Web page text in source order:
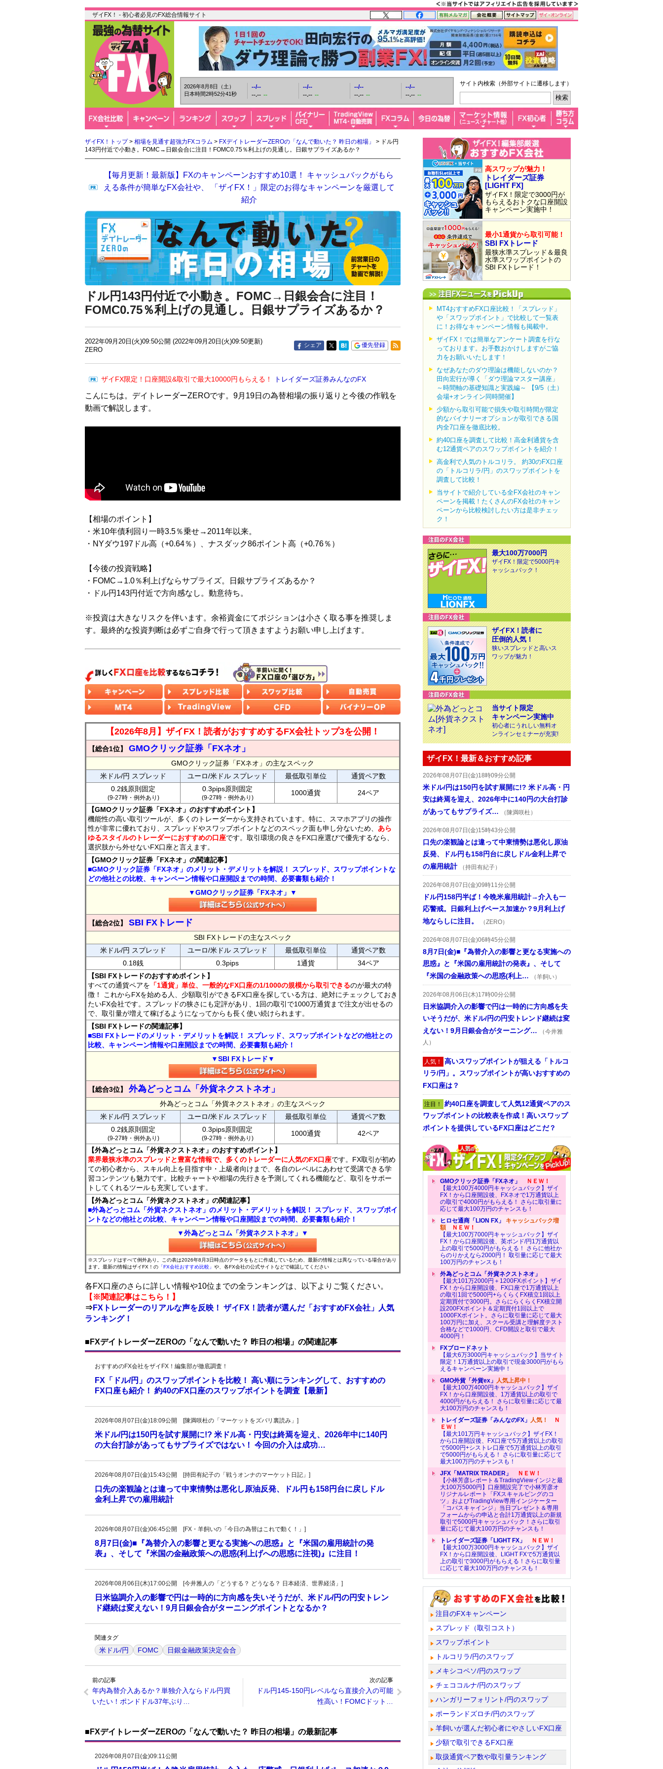
ザイFX！ - 初心者必見のFX総合情報サイト
2026年8月8日（土）
日本時間2時52分42秒
--/--
--.-- --
--/--
--.-- --
--/--
--.-- --
--/--
--.-- --
サイト内検索（外部サイトに遷移します）
ザイFX！トップ> 相場を見通す超強力FXコラム > FXデイトレーダーZEROの「なんで動いた？ 昨日の相場」
> ドル円
143円付近で小動き。FOMC→日銀会合に注目！FOMC0.75％利上げの見通し。日銀サプライズあるか？
【毎月更新！最新版】FXのキャンペーンおすすめ10選！ キャッシュバックがもら
える条件が簡単なFX会社や、 「ザイFX！」限定のお得なキャンペーンを厳選して
紹介
ドル円143円付近で小動き。FOMC→日銀会合に注目！
FOMC0.75％利上げの見通し。日銀サプライズあるか？
2022年09月20日(火)09:50公開 (2022年09月20日(火)09:50更新)
ZERO
シェア 優先登録
ザイFX限定！口座開設&取引で最大10000円もらえる！ トレイダーズ証券みんなのFX
こんにちは。デイトレーダーZEROです。9月19日の為替相場の振り返りと今後の作戦を
動画で解説します。
【相場のポイント】
・米10年債利回り一時3.5％乗せ→2011年以来。
・NYダウ197ドル高（+0.64％）、ナスダック86ポイント高（+0.76％）
【今後の投資戦略】
・FOMC→1.0％利上げならサプライズ。日銀サプライズあるか？
・ドル円143円付近で方向感なし。動意待ち。
※投資は大きなリスクを伴います。余裕資金にてポジションは小さく取る事を推奨しま
す。最終的な投資判断は必ずご自身で行って頂きますようお願い申し上げます。
【2026年8月】ザイFX！読者がおすすめするFX会社トップ3を公開！
【総合1位】 GMOクリック証券「FXネオ」
GMOクリック証券「FXネオ」の主なスペック
米ドル/円 スプレッド
ユーロ/米ドル スプレッド 最低取引単位
通貨ペア数
0.2銭原則固定
(9-27時・例外あり)
0.3pips原則固定
(9-27時・例外あり)
1000通貨 24ペア
【GMOクリック証券「FXネオ」のおすすめポイント】
機能性の高い取引ツールが、多くのトレーダーから支持されています。特に、スマホアプリの操作
性が非常に優れており、スプレッドやスワップポイントなどのスペック面も申し分ないため、 あら
ゆるスタイルのトレーダーにおすすめの口座です。取引環境の良さをFX口座選びで優先するなら、
選択肢から外せないFX口座と言えます。
【GMOクリック証券「FXネオ」の関連記事】
■GMOクリック証券「FXネオ」のメリット・デメリットを解説！ スプレッド、スワップポイントな
どの他社との比較、キャンペーン情報や口座開設までの時間、必要書類も紹介！
▼GMOクリック証券「FXネオ」▼
【総合2位】 SBI FXトレード
SBI FXトレードの主なスペック
米ドル/円 スプレッド
ユーロ/米ドル スプレッド 最低取引単位
通貨ペア数
0.18銭
0.3pips 1通貨
34ペア
【SBI FXトレードのおすすめポイント】
すべての通貨ペアを 「1通貨」単位、一般的なFX口座の1/1000の規模から取引できるのが最大の特
徴！ これからFXを始める人、少額取引ができるFX口座を探している方は、絶対にチェックしておき
たいFX会社です。スプレッドの狭さにも定評があり、1回の取引で1000万通貨まで注文が出せるの
で、取引量が増えて稼げるようになってからも長く使い続けられます。
【SBI FXトレードの関連記事】
■SBI FXトレードのメリット・デメリットを解説！ スプレッド、スワップポイントなどの他社との
比較、キャンペーン情報や口座開設までの時間、必要書類も紹介！
▼SBI FXトレード▼
【総合3位】 外為どっとコム「外貨ネクストネオ」
外為どっとコム「外貨ネクストネオ」の主なスペック
米ドル/円 スプレッド
ユーロ/米ドル スプレッド 最低取引単位
通貨ペア数
0.2銭原則固定
(9-27時・例外あり)
0.3pips原則固定
(9-27時・例外あり)
1000通貨 42ペア
【外為どっとコム「外貨ネクストネオ」のおすすめポイント】
業界最狭水準のスプレッドと豊富な情報で、多くのトレーダーに人気のFX口座です。FX取引が初め
ての初心者から、スキル向上を目指す中・上級者向けまで、各自のレベルにあわせて受講できる学
習コンテンツも魅力です。比較チャートや相場の先行きを予測してくれる機能など、取引をサポー
トしてくれるツールも充実しています。
【外為どっとコム「外貨ネクストネオ」の関連記事】
■外為どっとコム「外貨ネクストネオ」のメリット・デメリットを解説！ スプレッド、スワップポイ
ントなどの他社との比較、キャンペーン情報や口座開設までの時間、必要書類も紹介！
▼外為どっとコム「外貨ネクストネオ」▼
※スプレッドはすべて例外あり。この表は2026年8月3日時点のデータをもとに作成しているため、最新の情報とは異なっている場合があり
ます。最新の情報はザイFX！の 「FX会社おすすめ比較」 や、各FX会社の公式サイトなどで確認してください
各FX口座のさらに詳しい情報や10位までの全ランキングは、以下よりご覧ください。
【※関連記事はこちら！】
⇒FXトレーダーのリアルな声を反映！ ザイFX！読者が選んだ「おすすめFX会社」人気
ランキング！
■FXデイトレーダーZEROの「なんで動いた？ 昨日の相場」の関連記事
おすすめのFX会社をザイFX！編集部が徹底調査！
FX「ドル/円」のスワップポイントを比較！ 高い順にランキングして、おすすめの
FX口座も紹介！ 約40のFX口座のスワップポイントを調査【最新】
2026年08月07日(金)18:09公開 [陳満咲杜の「マーケットをズバリ裏読み」]
米ドル/円は150円を試す展開に!? 米ドル高・円安は終焉を迎え、2026年中に140円
の大台打診があってもサプライズではない！ 今回の介入は成功…
2026年08月07日(金)15:43公開 [持田有紀子の「戦うオンナのマーケット日記」]
口先の楽観論とは違って中東情勢は悪化し原油反発、ドル円も158円台に戻しドル
金利上昇での雇用統計
2026年08月07日(金)06:45公開 [FX・羊飼いの「今日の為替はこれで動く！」]
8月7日(金)■『為替介入の影響と更なる実施への思惑』と『米国の雇用統計の発
表』、そして『米国の金融政策への思惑(利上げへの思惑に注視)』に注目！
2026年08月06日(木)17:00公開 [今井雅人の「どうする？ どうなる？ 日本経済、世界経済」]
日米協調介入の影響で円は一時的に方向感を失いそうだが、米ドル/円の円安トレン
ド継続は変えない！9月日銀会合がターニングポイントとなるか？
関連タグ
米ドル/円 FOMC 日銀金融政策決定会合
前の記事
年内為替介入あるか？単独介入ならドル円買
いたい！ポンドドル37年ぶり…
次の記事
ドル円145-150円レベルなら直接介入の可能
性高い！FOMCドット…
■FXデイトレーダーZEROの「なんで動いた？ 昨日の相場」の最新記事
2026年08月07日(金)09:11公開
高スワップが魅力！
トレイダーズ証券
[LIGHT FX]
ザイFX！限定で3000円が
もらえるおトクな口座開設
キャンペーン実施中！
最小1通貨から取引可能！
SBI FXトレード
最狭水準スプレッド＆最良
水準スワップポイントの
SBI FXトレード！
MT4おすすめFX口座比較！「スプレッド」
や「スワップポイント」で比較して一覧表
に！お得なキャンペーン情報も掲載中。
ザイFX！では簡単なアンケート調査を行な
っております。お手数おかけしますがご協
力をお願いいたします！
なぜあなたのダウ理論は機能しないのか？
田向宏行が導く「ダウ理論マスター講座」
～時間軸の基礎知識と実践編～ 【9/5（土）
会場+オンライン同時開催】
少額から取引可能で損失や取引時間が限定
的なバイナリーオプションが取引できる国
内全7口座を徹底比較。
約40口座を調査して比較！高金利通貨を含
む12通貨ペアのスワップポイントを紹介！
高金利で人気のトルコリラ。 約30のFX口座
の「トルコリラ/円」のスワップポイントを
調査して比較！
当サイトで紹介している全FX会社のキャン
ペーンを掲載！たくさんのFX会社のキャン
ペーンから比較検討したい方は是非チェッ
ク！
最大100万7000円
ザイFX！限定で5000円キ
ャッシュバック！
ザイFX！読者に
圧倒的人気！
狭いスプレッドと高いス
ワップが魅力！
当サイト限定
キャンペーン実施中
初心者にうれしい無料オ
ンラインセミナーが充実!
ザイFX！最新＆おすすめ記事
2026年08月07日(金)18時09分公開
米ドル/円は150円を試す展開に!? 米ドル高・円
安は終焉を迎え、2026年中に140円の大台打診
があってもサプライズ…
（陳満咲杜）
2026年08月07日(金)15時43分公開
口先の楽観論とは違って中東情勢は悪化し原油
反発、ドル円も158円台に戻しドル金利上昇で
の雇用統計
（持田有紀子）
2026年08月07日(金)09時11分公開
ドル円158円半ば！今晩米雇用統計→介入も一
応警戒。日銀利上げペース加速か？9月利上げ
地ならしに注目。
（ZERO）
2026年08月07日(金)06時45分公開
8月7日(金)■『為替介入の影響と更なる実施への
思惑』と『米国の雇用統計の発表』、そして
『米国の金融政策への思惑(利上…
（羊飼い）
2026年08月06日(木)17時00分公開
日米協調介入の影響で円は一時的に方向感を失
いそうだが、米ドル/円の円安トレンド継続は変
えない！9月日銀会合がターニング…
（今井雅
人）
人気！ 高いスワップポイントが狙える「トルコ
リラ/円」。スワップポイントが高いおすすめの
FX口座は？
注目！ 約40口座を調査して人気12通貨ペアのス
ワップポイントの比較表を作成！高いスワップ
ポイントを提供しているFX口座はどこだ？
GMOクリック証券「FXネオ」
ＮＥＷ！
【最大100万4000円キャッシュバック】ザイ
FX！から口座開設後、FXネオで1万通貨以上
の取引で4000円がもらえる！ さらに取引量に
応じて最大100万円のチャンスも！
ヒロセ通商「LION FX」 キャッシュバック増
額ＮＥＷ！
【最大100万7000円キャッシュバック】ザイ
FX！から口座開設後、英ポンド/円1万通貨以
上の取引で5000円がもらえる！ さらに他社か
らのりかえなら2000円！ 取引量に応じて最大
100万円のチャンスも！
外為どっとコム「外貨ネクストネオ」
【最大101万2000円＋1200FXポイント】ザイ
FX！から口座開設後、FX口座で1万通貨以上
の取引1回で5000円+らくらくFX積立1回以上
定期買付で3000円。さらにらくらくFX積立開
設200FXポイント＆定期買付1回以上で
1000FXポイント。さらに取引量に応じて最大
100万円に加え、スクール受講と理解度テスト
合格などで1000円、CFD開設と取引で最大
4000円！
FXブロードネット
【最大6万3000円キャッシュバック】当サイト
限定！1万通貨以上の取引で現金3000円がもら
えるキャンペーン実施中！
GMO外貨「外貨ex」 人気上昇中！
【最大100万4000円キャッシュバック】ザイ
FX！から口座開設後、1万通貨以上の取引で
4000円がもらえる！ さらに取引量に応じて最
大100万円のチャンスも！
トレイダーズ証券「みんなのFX」 人気！
Ｎ
ＥＷ！
【最大101万円キャッシュバック】ザイFX！
から口座開設後、FX口座で5万通貨以上の取引
で5000円+シストレ口座で5万通貨以上の取引
で5000円がもらえる！ さらに取引量に応じて
最大100万円のチャンスも！
JFX「MATRIX TRADER」
ＮＥＷ！
【小林芳彦レポート＆TradingViewインジと最
大100万5000円】口座開設完了で小林芳彦オ
リジナルレポート「FXスキャルピングのコ
ツ」およびTradingView専用インジケーター
「コバスキャインジ」当日プレゼント＆専用
フォームからの申込と合計1万通貨以上の新規
取引で5000円キャッシュバック！さらに取引
量に応じて最大100万円のチャンスも！
トレイダーズ証券「LIGHT FX」
ＮＥＷ！
【最大100万3000円キャッシュバック】ザイ
FX！から口座開設後、LIGHT FXで5万通貨以
上の取引で3000円がもらえる！さらに取引量
に応じて最大100万円のチャンスも！
注目のFXキャンペーン
スプレッド（取引コスト）
スワップポイント
トルコリラ/円のスワップ
メキシコペソ/円のスワップ
チェココルナ/円のスワップ
ハンガリーフォリント/円のスワップ
ポーランドズロチ/円のスワップ
羊飼いが選んだ初心者にやさしいFX口座
少額で取引できるFX口座
取扱通貨ペア数や取引量ランキング